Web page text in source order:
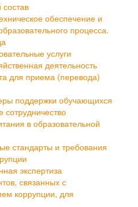
состав
обеспечение и
процесса.
услуги
деятельность
для приема (перевода)
поддержки обучающихся
в образовательной
стандарты и требования
экспертиза
связанных с
коррупции, для